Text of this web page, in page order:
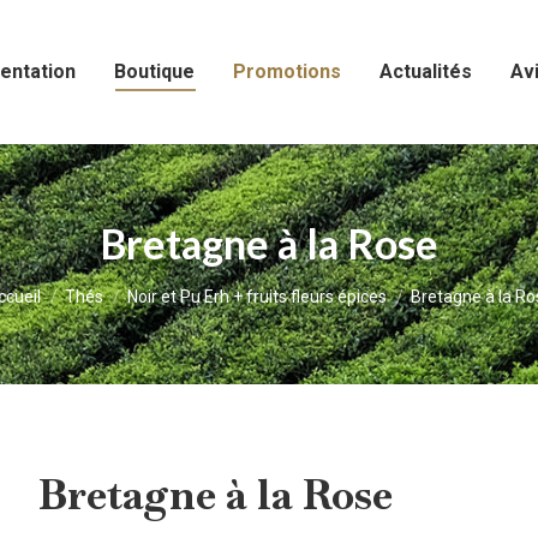
Boutique Promotions Actualités
Bretagne à la Rose
êtes ici :
Thés Noir et Pu Erh + fruits fleurs épices Bretagne à la
Bretagne à la Rose